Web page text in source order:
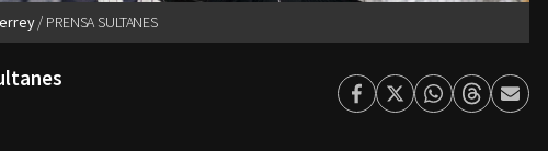
PRENSA SULTANES
Facebook
TwitterWhatsapp
ThreadsEnviar